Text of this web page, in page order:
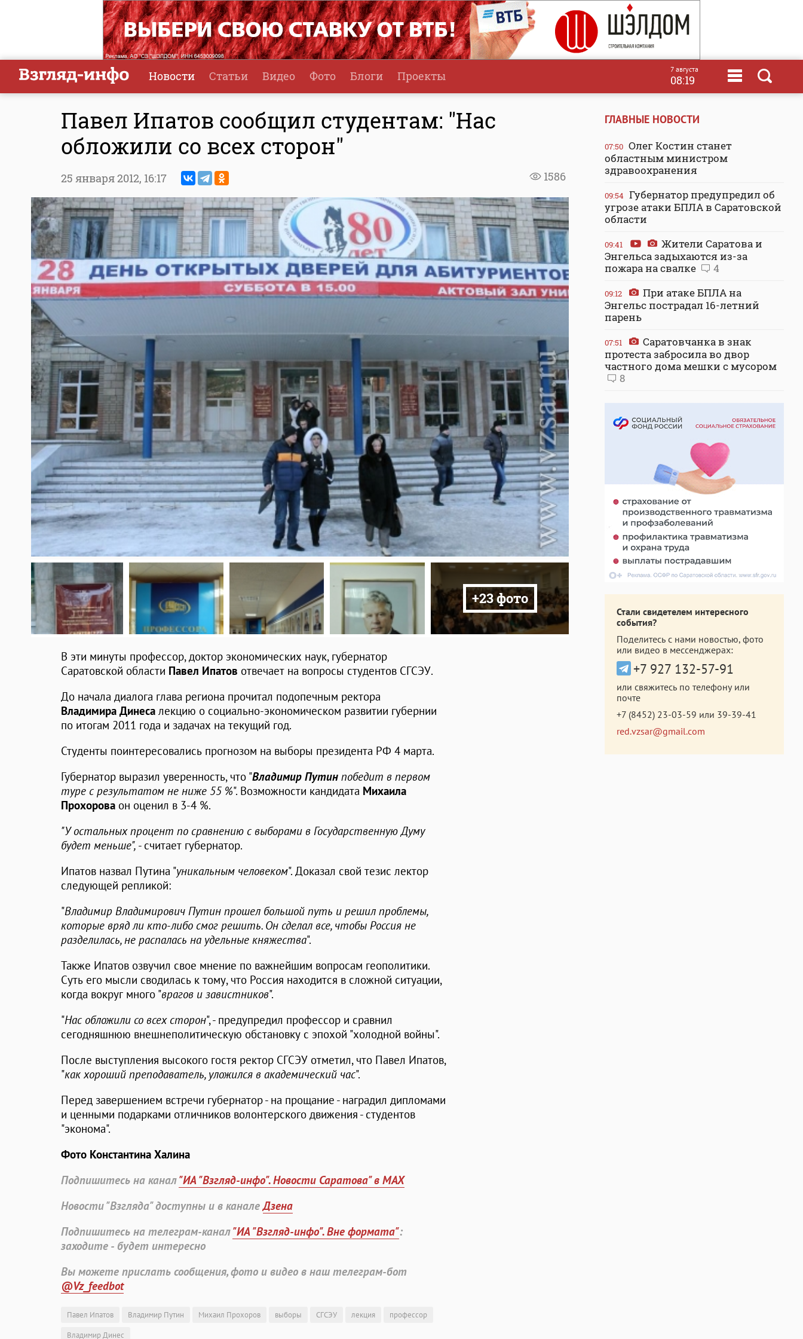
Новости Статьи Видео Фото Блоги Проекты 7 августа
08:19
Павел Ипатов сообщил студентам: "Нас
обложили со всех сторон"
1586
25 января 2012, 16:17
+23 фото
В эти минуты профессор, доктор экономических наук, губернатор
Саратовской области Павел Ипатов отвечает на вопросы студентов СГСЭУ.
До начала диалога глава региона прочитал подопечным ректора
Владимира Динеса лекцию о социально-экономическом развитии губернии
по итогам 2011 года и задачах на текущий год.
Студенты поинтересовались прогнозом на выборы президента РФ 4 марта.
Губернатор выразил уверенность, что "Владимир Путин победит в первом
туре с результатом не ниже 55 %". Возможности кандидата Михаила
Прохорова он оценил в 3-4 %.
"У остальных процент по сравнению с выборами в Государственную Думу
будет меньше", - считает губернатор.
Ипатов назвал Путина "уникальным человеком". Доказал свой тезис лектор
следующей репликой:
"Владимир Владимирович Путин прошел большой путь и решил проблемы,
которые вряд ли кто-либо смог решить. Он сделал все, чтобы Россия не
разделилась, не распалась на удельные княжества".
Также Ипатов озвучил свое мнение по важнейшим вопросам геополитики.
Суть его мысли сводилась к тому, что Россия находится в сложной ситуации,
когда вокруг много "врагов и завистников".
"Нас обложили со всех сторон", - предупредил профессор и сравнил
сегодняшнюю внешнеполитическую обстановку с эпохой "холодной войны".
После выступления высокого гостя ректор СГСЭУ отметил, что Павел Ипатов,
"как хороший преподаватель, уложился в академический час".
Перед завершением встречи губернатор - на прощание - наградил дипломами
и ценными подарками отличников волонтерского движения - студентов
"эконома".
Фото Константина Халина
Подпишитесь на канал"ИА "Взгляд-инфо". Новости Саратова" в MAX
Новости "Взгляда" доступны и в каналеДзена
Подпишитесь на телеграм-канал"ИА "Взгляд-инфо". Вне формата":
заходите - будет интересно
Вы можете прислать сообщения, фото и видео в наш телеграм-бот
@Vz_feedbot
Павел Ипатов Владимир Путин Михаил Прохоров выборы СГСЭУ лекция
профессор
Владимир Динес
ГЛАВНЫЕ НОВОСТИ
07:50 Олег Костин станет
областным министром
здравоохранения
09:54 Губернатор предупредил об
угрозе атаки БПЛА в Саратовской
области
09:41
Жители Саратова и
Энгельса задыхаются из-за
пожара на свалке
4
09:12
При атаке БПЛА на
Энгельс пострадал 16-летний
парень
07:51
Саратовчанка в знак
протеста забросила во двор
частного дома мешки с мусором
8
Стали свидетелем интересного
события?
Поделитесь с нами новостью, фото
или видео в мессенджерах:
+7 927 132-57-91
или свяжитесь по телефону или
почте
+7 (8452) 23-03-59 или 39-39-41
red.vzsar@gmail.com